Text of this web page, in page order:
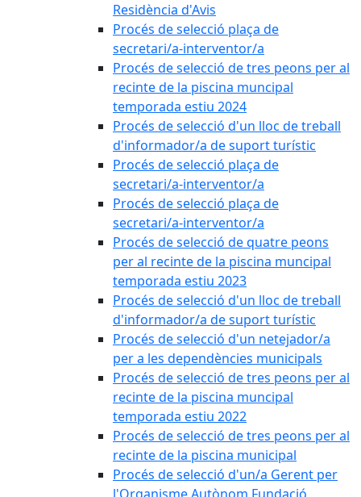
Residència d'Avis
Procés de selecció plaça de
secretari/a-interventor/a
Procés de selecció de tres peons per al
recinte de la piscina muncipal
temporada estiu 2024
Procés de selecció d'un lloc de treball
d'informador/a de suport turístic
Procés de selecció plaça de
secretari/a-interventor/a
Procés de selecció plaça de
secretari/a-interventor/a
Procés de selecció de quatre peons
per al recinte de la piscina muncipal
temporada estiu 2023
Procés de selecció d'un lloc de treball
d'informador/a de suport turístic
Procés de selecció d'un netejador/a
per a les dependències municipals
Procés de selecció de tres peons per al
recinte de la piscina muncipal
temporada estiu 2022
Procés de selecció de tres peons per al
recinte de la piscina municipal
Procés de selecció d'un/a Gerent per